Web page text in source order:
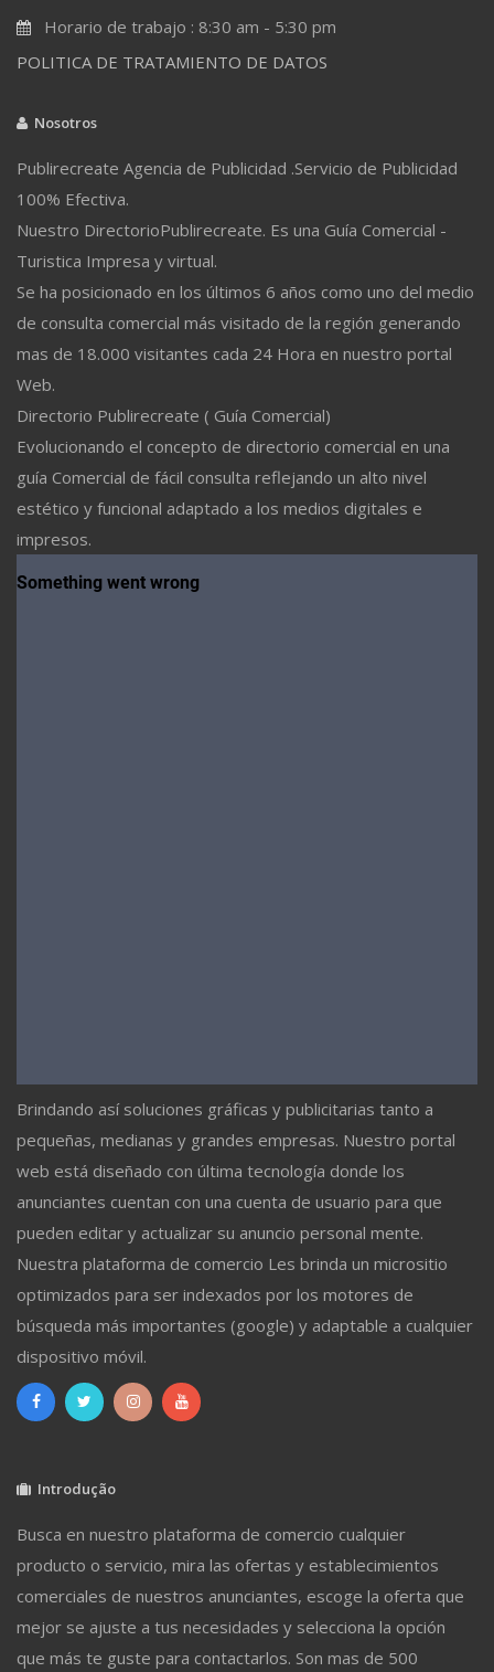
Horario de trabajo : 8:30 am - 5:30 pm
POLITICA DE TRATAMIENTO DE DATOS
Nosotros
Publirecreate Agencia de Publicidad .Servicio de Publicidad
100% Efectiva.
Nuestro DirectorioPublirecreate. Es una Guía Comercial -
Turistica Impresa y virtual.
Se ha posicionado en los últimos 6 años como uno del medio
de consulta comercial más visitado de la región generando
mas de 18.000 visitantes cada 24 Hora en nuestro portal
Web.
Directorio Publirecreate ( Guía Comercial)
Evolucionando el concepto de directorio comercial en una
guía Comercial de fácil consulta reflejando un alto nivel
estético y funcional adaptado a los medios digitales e
impresos.
Brindando así soluciones gráficas y publicitarias tanto a
pequeñas, medianas y grandes empresas. Nuestro portal
web está diseñado con última tecnología donde los
anunciantes cuentan con una cuenta de usuario para que
pueden editar y actualizar su anuncio personal mente.
Nuestra plataforma de comercio Les brinda un micrositio
optimizados para ser indexados por los motores de
búsqueda más importantes (google) y adaptable a cualquier
dispositivo móvil.
Introdução
Busca en nuestro plataforma de comercio cualquier
producto o servicio, mira las ofertas y establecimientos
comerciales de nuestros anunciantes, escoge la oferta que
mejor se ajuste a tus necesidades y selecciona la opción
que más te guste para contactarlos. Son mas de 500